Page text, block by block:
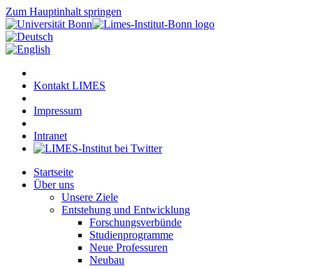
Zum Hauptinhalt springen
Kontakt LIMES
Impressum
Intranet
Startseite
Über uns
Unsere Ziele
Entstehung und Entwicklung
Forschungsverbünde
Studienprogramme
Neue Professuren
Neubau